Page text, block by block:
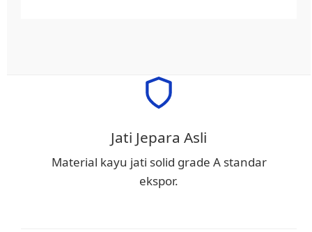
Jati Jepara Asli
Material kayu jati solid grade A standar
ekspor.